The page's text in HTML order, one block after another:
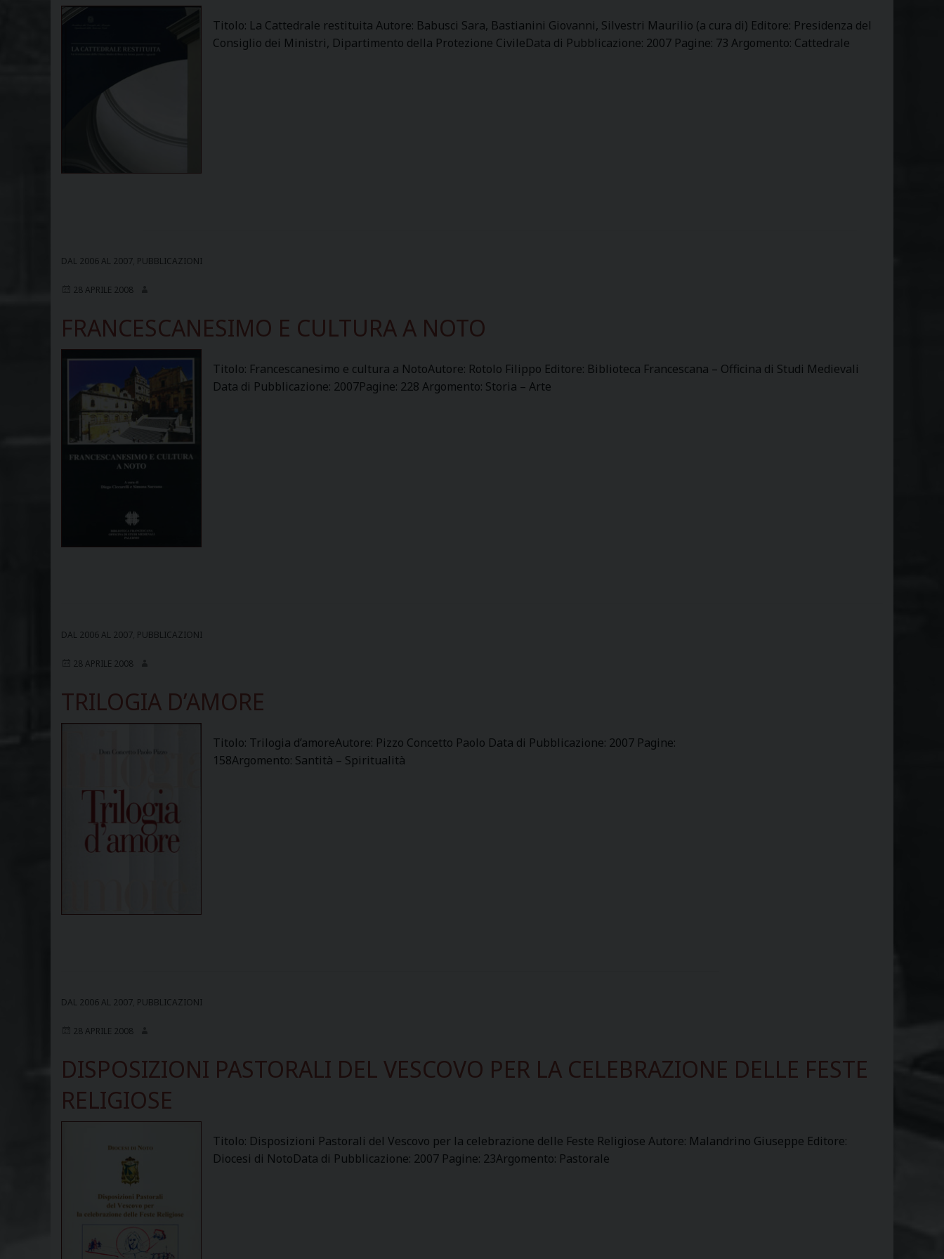
Titolo: La Cattedrale restituita Autore: Babusci Sara, Bastianini Giovanni, Silvestri Maurilio (a cura di) Editore: Presidenza del
Consiglio dei Ministri, Dipartimento della Protezione CivileData di Pubblicazione: 2007 Pagine: 73 Argomento: Cattedrale
DAL 2006 AL 2007 PUBBLICAZIONI
28 APRILE 2008
FRANCESCANESIMO E CULTURA A NOTO
Titolo: Francescanesimo e cultura a NotoAutore: Rotolo Filippo Editore: Biblioteca Francescana – Officina di Studi Medievali
Data di Pubblicazione: 2007Pagine: 228 Argomento: Storia – Arte
DAL 2006 AL 2007 PUBBLICAZIONI
28 APRILE 2008
TRILOGIA D’AMORE
Titolo: Trilogia d’amoreAutore: Pizzo Concetto Paolo Data di Pubblicazione: 2007 Pagine:
158Argomento: Santità – Spiritualità
DAL 2006 AL 2007 PUBBLICAZIONI
28 APRILE 2008
DISPOSIZIONI PASTORALI DEL VESCOVO PER LA CELEBRAZIONE DELLE FESTE
RELIGIOSE
Titolo: Disposizioni Pastorali del Vescovo per la celebrazione delle Feste Religiose Autore: Malandrino Giuseppe Editore:
Diocesi di NotoData di Pubblicazione: 2007 Pagine: 23Argomento: Pastorale